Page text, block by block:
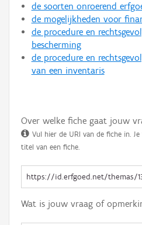
de soorten onroerend
de mogelijkheden voor
de procedure en
bescherming
de procedure en
van een inventaris
Over welke fiche gaat jouw
Vul hier de URI van de fiche in.
titel van een fiche.
Wat is jouw vraag of